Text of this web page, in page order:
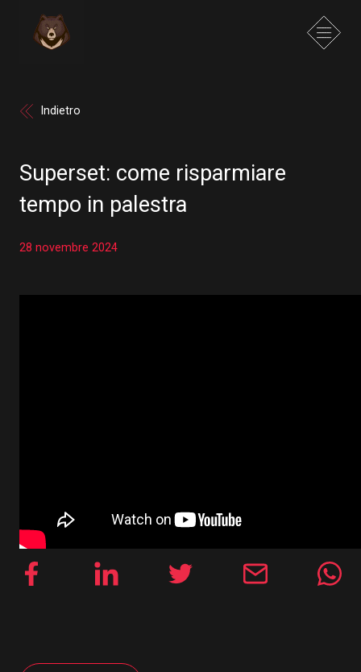
Indietro
Superset: come risparmiare
tempo in palestra
28 novembre 2024